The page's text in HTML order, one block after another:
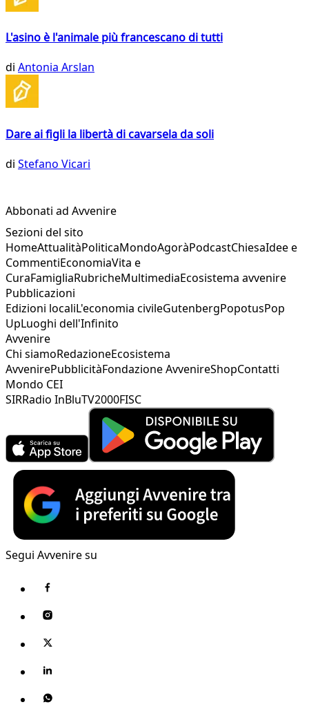
L'asino è l'animale più francescano di tutti
di Antonia Arslan
Dare ai figli la libertà di cavarsela da soli
di Stefano Vicari
Abbonati ad Avvenire
Sezioni del sito
HomeAttualitàPoliticaMondoAgoràPodcastChiesaIdee e
CommentiEconomiaVita e
CuraFamigliaRubricheMultimediaEcosistema avvenire
Pubblicazioni
Edizioni localiL'economia civileGutenbergPopotusPop
UpLuoghi dell'Infinito
Avvenire
Chi siamoRedazioneEcosistema
AvvenirePubblicitàFondazione AvvenireShopContatti
Mondo CEI
SIRRadio InBluTV2000FISC
Segui Avvenire su